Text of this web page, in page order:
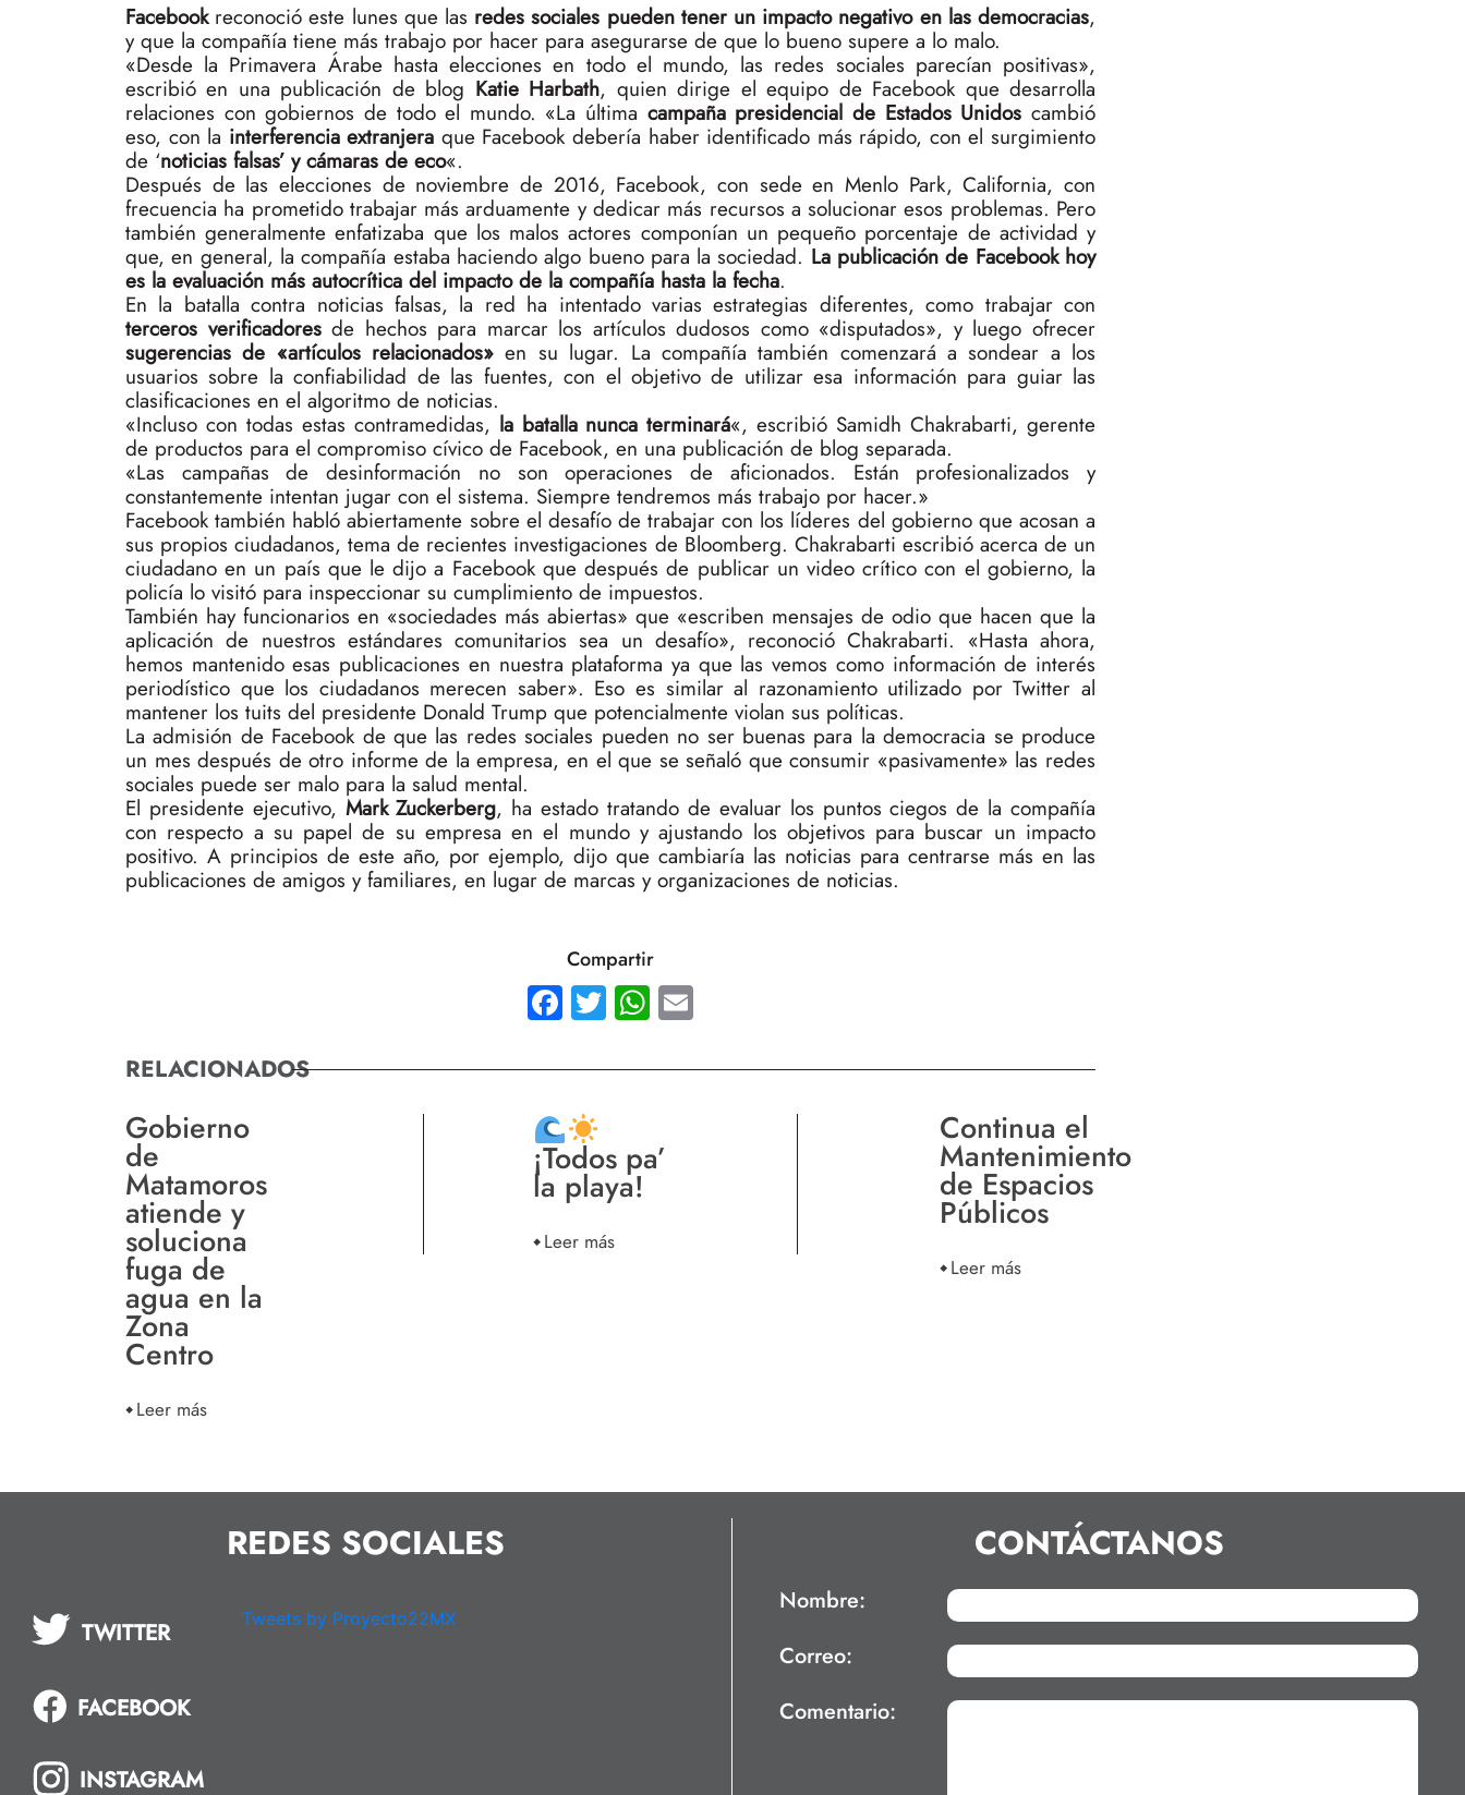
Facebookreconoció este lunes que las redes sociales pueden tener un impacto negativo en las democracias,
y que la compañía tiene más trabajo por hacer para asegurarse de que lo bueno supere a lo malo.
«Desde la Primavera Árabe hasta elecciones en todo el mundo, las redes sociales parecían positivas»,
escribió en una publicación de blog Katie Harbath, quien dirige el equipo de Facebook que desarrolla
relaciones con gobiernos de todo el mundo. «La última campaña presidencial de Estados Unidoscambió
eso, con la interferencia extranjera que Facebook debería haber identificado más rápido, con el surgimiento
de ‘noticias falsas’ y cámaras de eco«.
Después de las elecciones de noviembre de 2016, Facebook, con sede en Menlo Park, California, con
frecuencia ha prometido trabajar más arduamente y dedicar más recursos a solucionar esos problemas. Pero
también generalmente enfatizaba que los malos actores componían un pequeño porcentaje de actividad y
que, en general, la compañía estaba haciendo algo bueno para la sociedad. La publicación de Facebook hoy
es la evaluación más autocrítica del impacto de la compañía hasta la fecha.
En la batalla contra noticias falsas, la red ha intentado varias estrategias diferentes, como trabajar con
terceros verificadoresde hechos para marcar los artículos dudosos como «disputados», y luego ofrecer
sugerencias de «artículos relacionados»en su lugar. La compañía también comenzará a sondear a los
usuarios sobre la confiabilidad de las fuentes, con el objetivo de utilizar esa información para guiar las
clasificaciones en el algoritmo de noticias.
«Incluso con todas estas contramedidas, la batalla nunca terminará«, escribió Samidh Chakrabarti, gerente
de productos para el compromiso cívico de Facebook, en una publicación de blog separada.
«Las campañas de desinformación no son operaciones de aficionados. Están profesionalizados y
constantemente intentan jugar con el sistema. Siempre tendremos más trabajo por hacer.»
Facebook también habló abiertamente sobre el desafío de trabajar con los líderes del gobierno que acosan a
sus propios ciudadanos, tema de recientes investigaciones de Bloomberg. Chakrabarti escribió acerca de un
ciudadano en un país que le dijo a Facebook que después de publicar un video crítico con el gobierno, la
policía lo visitó para inspeccionar su cumplimiento de impuestos.
También hay funcionarios en «sociedades más abiertas» que «escriben mensajes de odio que hacen que la
aplicación de nuestros estándares comunitarios sea un desafío», reconoció Chakrabarti. «Hasta ahora,
hemos mantenido esas publicaciones en nuestra plataforma ya que las vemos como información de interés
periodístico que los ciudadanos merecen saber». Eso es similar al razonamiento utilizado por Twitter al
mantener los tuits del presidente Donald Trump que potencialmente violan sus políticas.
La admisión de Facebook de que las redes sociales pueden no ser buenas para la democracia se produce
un mes después de otro informe de la empresa, en el que se señaló que consumir «pasivamente» las redes
sociales puede ser malo para la salud mental.
El presidente ejecutivo, Mark Zuckerberg, ha estado tratando de evaluar los puntos ciegos de la compañía
con respecto a su papel de su empresa en el mundo y ajustando los objetivos para buscar un impacto
positivo. A principios de este año, por ejemplo, dijo que cambiaría las noticias para centrarse más en las
publicaciones de amigos y familiares, en lugar de marcas y organizaciones de noticias.
Compartir
Facebook
TwitterWhatsApp
RELACIONADOS
Gobierno
de
Matamoros
atiende y
soluciona
fuga de
agua en la
Zona
Centro
Leer más
¡Todos pa’
la playa!
Leer más
Continua el
Mantenimiento
de Espacios
Públicos
Leer más
REDES SOCIALES
TWITTER
FACEBOOK
INSTAGRAM
Tweets by Proyecto22MX
CONTÁCTANOS
Nombre:
Correo:
Comentario: